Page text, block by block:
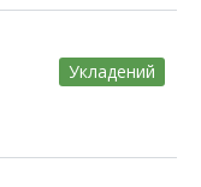
Укладений